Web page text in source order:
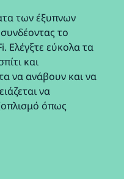
των έξυπνων
το
Ελέγξτε εύκολα τα
και
να ανάβουν και να
να
όπως